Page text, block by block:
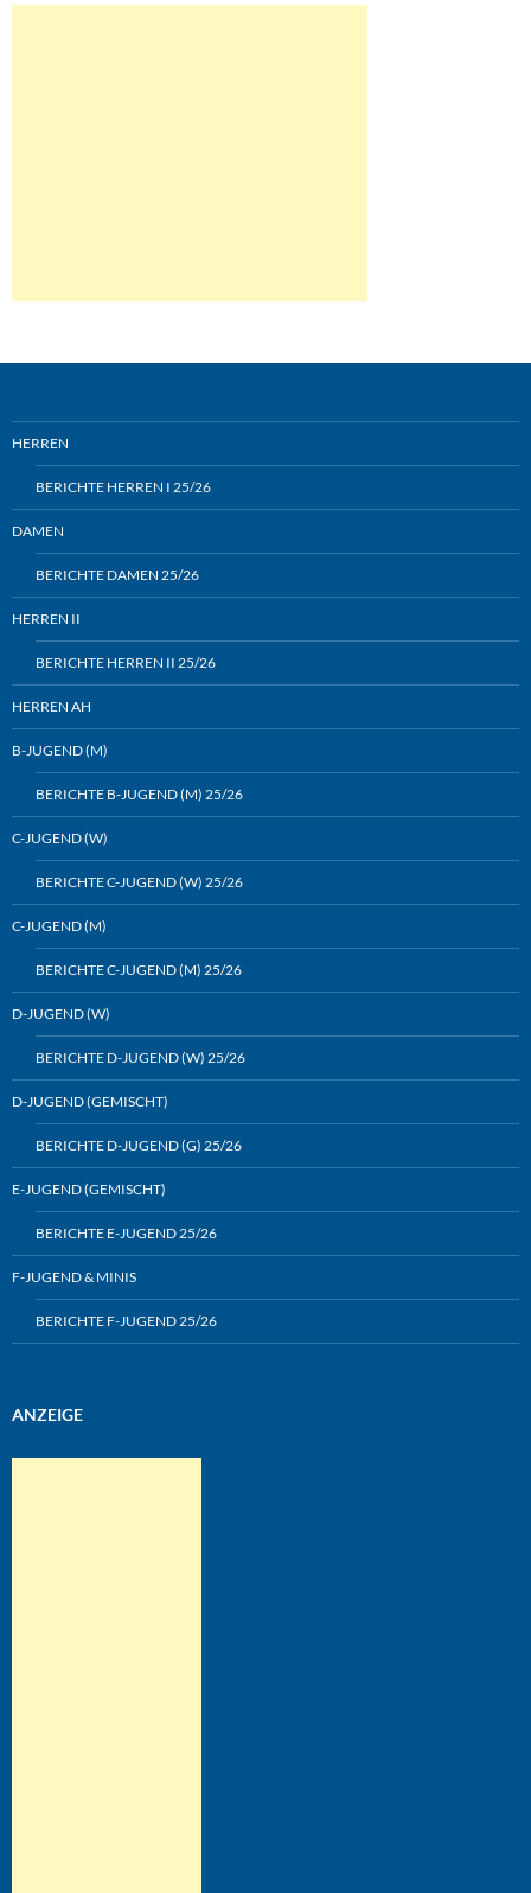
HERREN
BERICHTE HERREN I 25/26
DAMEN
BERICHTE DAMEN 25/26
HERREN II
BERICHTE HERREN II 25/26
HERREN AH
B-JUGEND (M)
BERICHTE B-JUGEND (M) 25/26
C-JUGEND (W)
BERICHTE C-JUGEND (W) 25/26
C-JUGEND (M)
BERICHTE C-JUGEND (M) 25/26
D-JUGEND (W)
BERICHTE D-JUGEND (W) 25/26
D-JUGEND (GEMISCHT)
BERICHTE D-JUGEND (G) 25/26
E-JUGEND (GEMISCHT)
BERICHTE E-JUGEND 25/26
F-JUGEND & MINIS
BERICHTE F-JUGEND 25/26
ANZEIGE